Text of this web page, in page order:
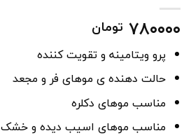
۷۸۰۰۰۰ تومان
پرو ویتامینه و تقویت کننده
حالت دهنده ی موهای فر و مجعد
مناسب موهای دکلره
مناسب موهای اسیب دیده و خشک